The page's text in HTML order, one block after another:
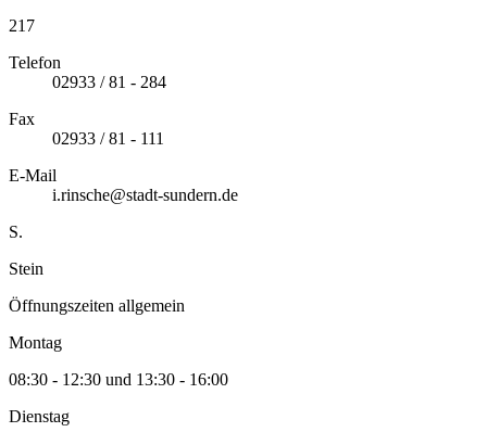
217
Telefon
02933 / 81 - 284
Fax
02933 / 81 - 111
E-Mail
i.rinsche@stadt-sundern.de
S.
Stein
Öffnungszeiten allgemein
Montag
08:30 - 12:30 und 13:30 - 16:00
Dienstag